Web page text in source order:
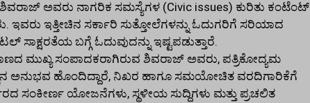
ಅವರು ನಾಗರಿಕ ಸಮಸ್ಯೆಗಳ (Civic issues) ಕುರಿತು ಕಂಟೆಂಟ್
ಇವರು ಇತ್ತೀಚಿನ ಸರ್ಕಾರಿ ಸುತ್ತೋಲೆಗಳನ್ನು ಓದುಗರಿಗೆ ಸರಿಯಾದ
ಬಗ್ಗೆ ಓದುವುದನ್ನು ಇಷ್ಟಪಡುತ್ತಾರೆ.
ಮುಖ್ಯ ಸಂಪಾದಕರಾಗಿರುವ ಶಿವರಾಜ್ ಅವರು, ಪತ್ರಿಕೋದ್ಯಮ
ಅನುಭವ ಹೊಂದಿದ್ದಾರೆ, ನಿಖರ ಹಾಗೂ ಸಮಯೋಚಿತ ವರದಿಗಾರಿಕೆಗೆ
ಸಂಕೀರ್ಣ ಯೋಜನೆಗಳು, ಸ್ಥಳೀಯ ಸುದ್ದಿಗಳು ಮತ್ತು ಪ್ರಚಲಿತ